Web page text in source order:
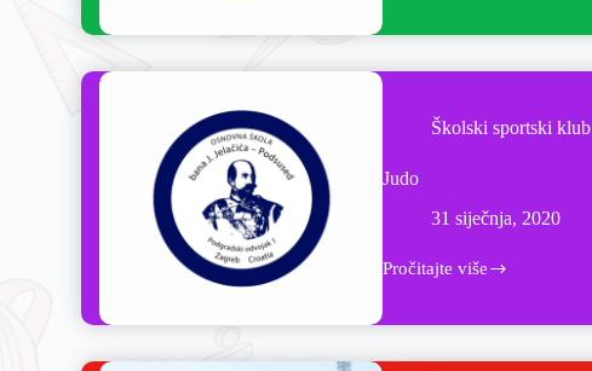
Školski sportski klub
Judo
31 siječnja, 2020
Pročitajte više